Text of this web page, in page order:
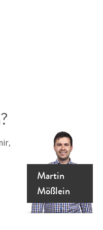
Martin
Mößlein